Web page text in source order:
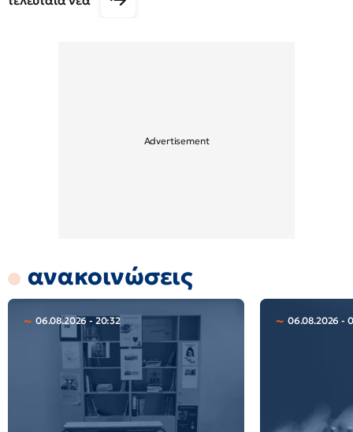
ανακοινώσεις
06.08.2026 - 20:32 06.08.2026 -